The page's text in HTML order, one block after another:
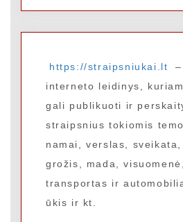
https://straipsniukai.lt
interneto leidinys,
gali publikuoti ir
straipsnius tokiomis
namai, verslas,
grožis, mada,
transportas ir
ūkis ir kt.